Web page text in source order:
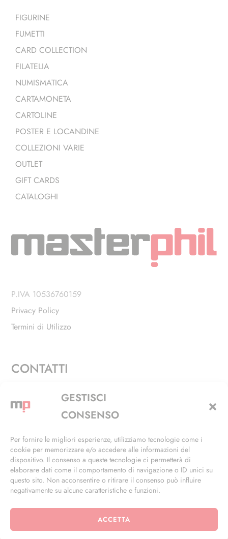
GESTISCI
CONSENSO
Per fornire le migliori esperienze, utilizziamo tecnologie come i
cookie per memorizzare e/o accedere alle informazioni del
dispositivo. Il consenso a queste tecnologie ci permetterà di
elaborare dati come il comportamento di navigazione o ID unici su
questo sito. Non acconsentire o ritirare il consenso può influire
negativamente su alcune caratteristiche e funzioni.
ACCETTA
FIGURINE
FUMETTI
CARD COLLECTION
FILATELIA
NUMISMATICA
CARTAMONETA
CARTOLINE
POSTER E LOCANDINE
COLLEZIONI VARIE
OUTLET
GIFT CARDS
CATALOGHI
P.IVA 10536760159
Privacy Policy
Termini di Utilizzo
CONTATTI
Via Alfieri, 27 - Trezzano Sul Naviglio (MI)
+39 02 4846 3155
info@masterphil.it